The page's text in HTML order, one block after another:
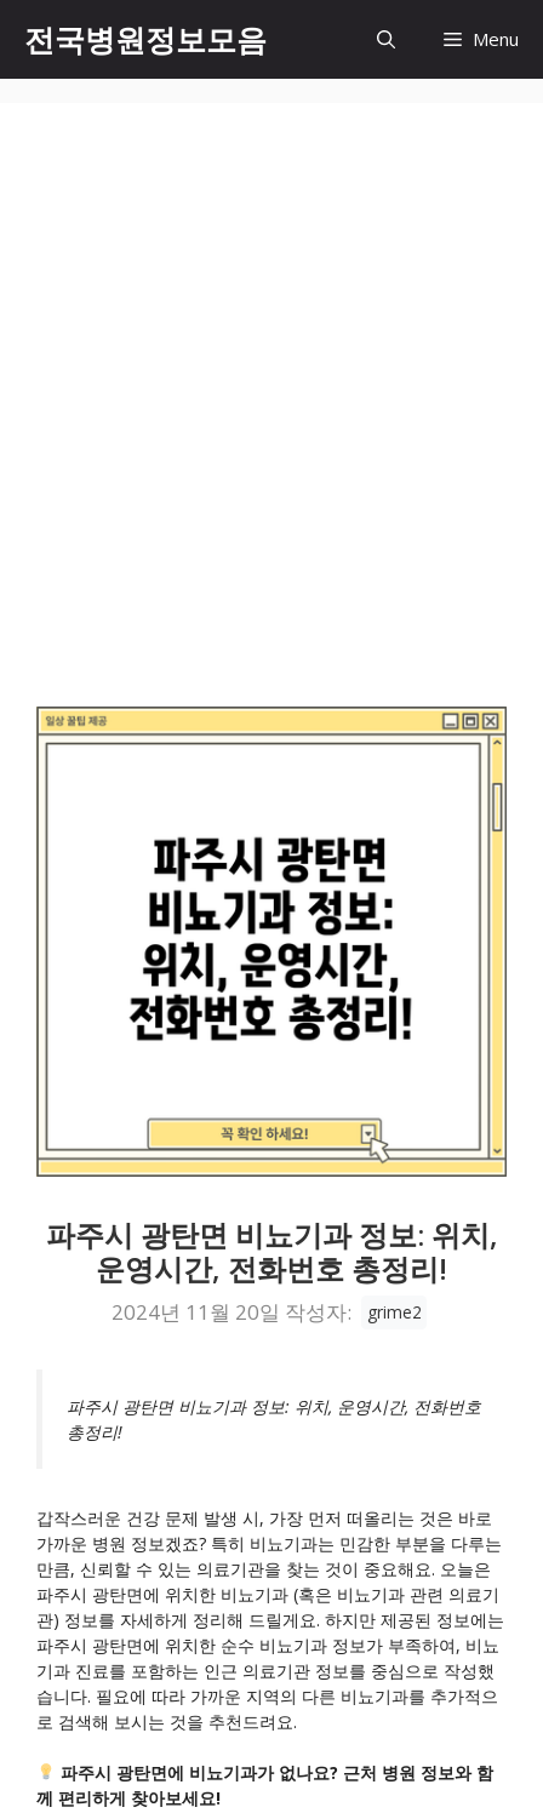
츠
전국병원정보모음 Menu
파주시 광탄면 비뇨기과 정보: 위치,
운영시간, 전화번호 총정리!
2024년 11월 20일 작성자: grime2
파주시 광탄면 비뇨기과 정보: 위치, 운영시간, 전화번호
총정리!
갑작스러운 건강 문제 발생 시, 가장 먼저 떠올리는 것은 바로
가까운 병원 정보겠죠? 특히 비뇨기과는 민감한 부분을 다루는
만큼, 신뢰할 수 있는 의료기관을 찾는 것이 중요해요. 오늘은
파주시 광탄면에 위치한 비뇨기과 (혹은 비뇨기과 관련 의료기
관) 정보를 자세하게 정리해 드릴게요. 하지만 제공된 정보에는
파주시 광탄면에 위치한 순수 비뇨기과 정보가 부족하여, 비뇨
기과 진료를 포함하는 인근 의료기관 정보를 중심으로 작성했
습니다. 필요에 따라 가까운 지역의 다른 비뇨기과를 추가적으
로 검색해 보시는 것을 추천드려요.
파주시 광탄면에 비뇨기과가 없나요? 근처 병원 정보와 함
께 편리하게 찾아보세요!